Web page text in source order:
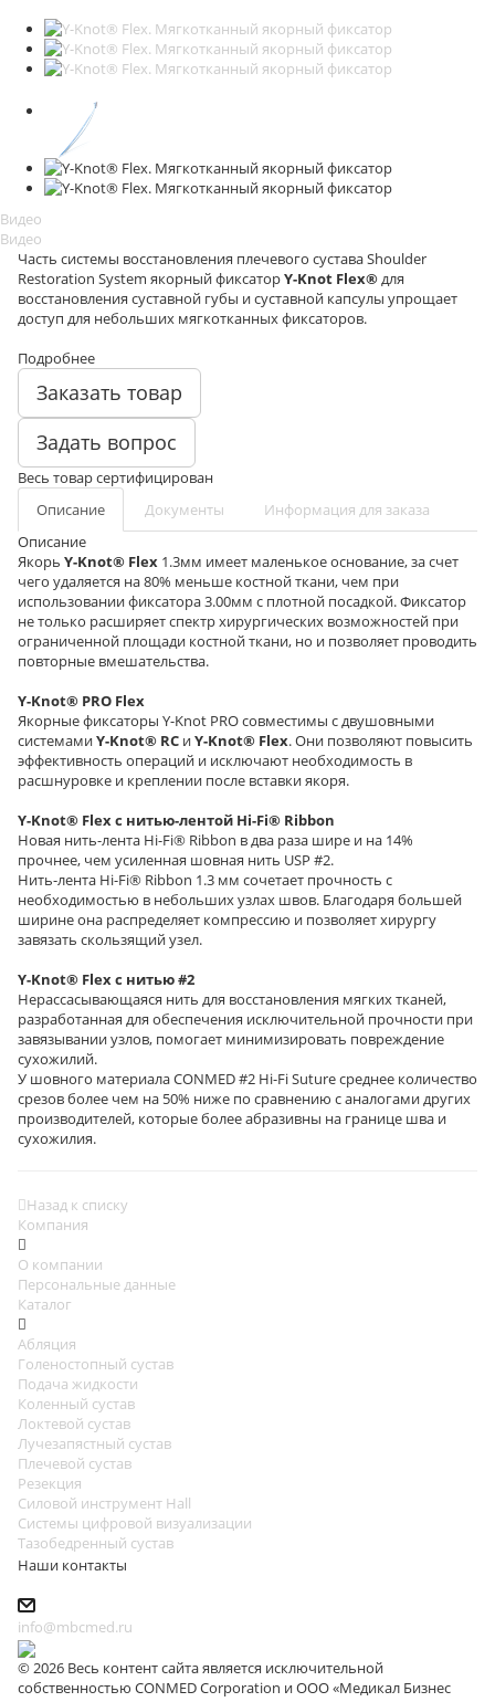
Видео
Видео
Часть системы восстановления плечевого сустава Shoulder
Restoration System якорный фиксаторY-Knot Flex®для
восстановления суставной губы и суставной капсулы упрощает
доступ для небольших мягкотканных фиксаторов.
Подробнее
Заказать товар
Задать вопрос
Весь товар сертифицирован
Описание
Документы
Информация для заказа
Описание
Якорь Y-Knot® Flex 1.3мм имеет маленькое основание, за счет
чего удаляется на 80% меньше костной ткани, чем при
использовании фиксатора 3.00мм с плотной посадкой. Фиксатор
не только расширяет спектр хирургических возможностей при
ограниченной площади костной ткани, но и позволяет проводить
повторные вмешательства.
Y-Knot® PRO Flex
Якорные фиксаторы Y-Knot PRO совместимы с двушовными
системамиY-Knot® RC иY-Knot® Flex. Они позволяют повысить
эффективность операций и исключают необходимость в
расшнуровке и креплении после вставки якоря.
Y-Knot® Flex с нитью-лентой Hi-Fi® Ribbon
Новая нить-лента Hi-Fi® Ribbon в два раза шире и на 14%
прочнее, чем усиленная шовная нить USP #2.
Нить-лента Hi-Fi® Ribbon 1.3 мм сочетает прочность с
необходимостью в небольших узлах швов. Благодаря большей
ширине она распределяет компрессию и позволяет хирургу
завязать скользящий узел.
Y-Knot® Flex с нитью #2
Нерассасывающаяся нить для восстановления мягких тканей,
разработанная для обеспечения исключительной прочности при
завязывании узлов, помогает минимизировать повреждение
сухожилий.
У шовного материала CONMED #2 Hi-Fi Suture среднее количество
срезов более чем на 50% ниже по сравнению с аналогами других
производителей, которые более абразивны на границе шва и
сухожилия.
Назад к списку
Компания
О компании
Персональные данные
Каталог
Абляция
Голеностопный сустав
Подача жидкости
Коленный сустав
Локтевой сустав
Лучезапястный сустав
Плечевой сустав
Резекция
Силовой инструмент Hall
Системы цифровой визуализации
Тазобедренный сустав
Наши контакты
info@mbcmed.ru
© 2026 Весь контент сайта является исключительной
собственностью CONMED Corporation и ООО «Медикал Бизнес